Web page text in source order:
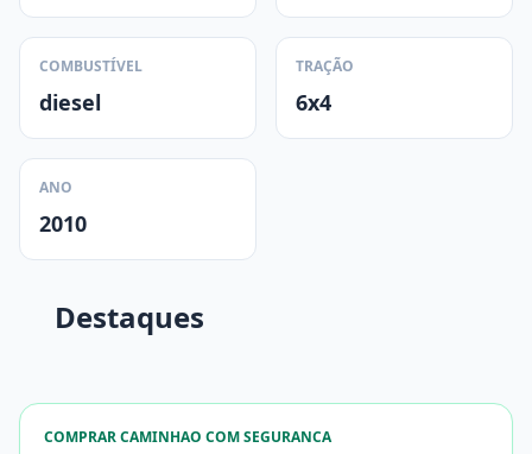
COMBUSTÍVEL
diesel
TRAÇÃO
6x4
ANO
2010
Destaques
COMPRAR CAMINHAO COM SEGURANCA